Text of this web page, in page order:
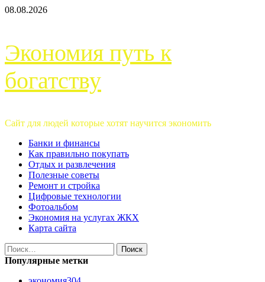
Перейти
08.08.2026
Экономия путь к
богатству
Сайт для людей которые хотят научится экономить
Основное
меню
Банки и финансы
Как правильно покупать
Отдых и развлечения
Полезные советы
Ремонт и стройка
Цифровые технологии
Фотоальбом
Экономия на услугах ЖКХ
Карта сайта
Найти:
Популярные метки